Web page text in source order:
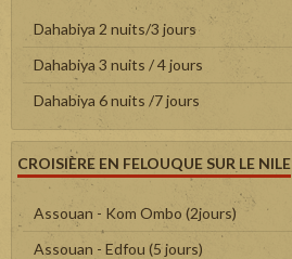
Dahabiya 2 nuits/3 jours
Dahabiya 3 nuits / 4 jours
Dahabiya 6 nuits /7 jours
CROISIÈRE EN FELOUQUE SUR LE NILE
Assouan - Kom Ombo (2jours)
Assouan - Edfou (5 jours)